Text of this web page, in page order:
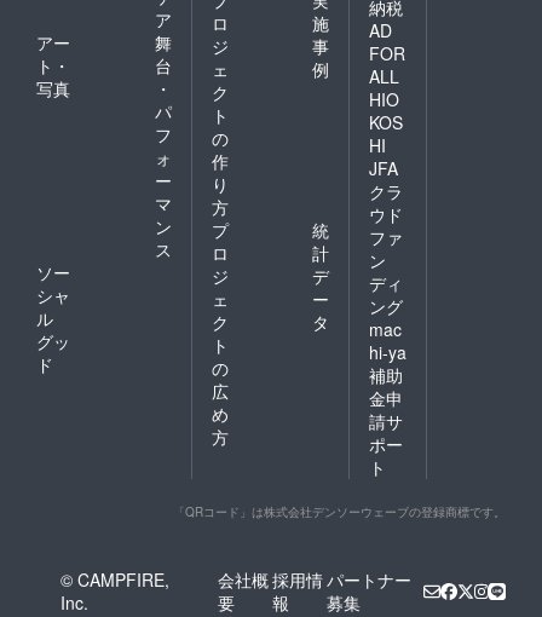
ア
アー
ト・
写真
舞
台
・
パ
フ
ォ
ー
マ
ン
ス
ソー
シャ
ル
グッ
ド
ロ
ジ
ェ
ク
ト
の
作
り
方
施
事
例
プ
ロ
ジ
ェ
ク
ト
の
広
め
方
統
計
デ
ー
タ
納税
AD
FOR
ALL
HIO
KOS
HI
JFA
クラ
ウド
ファ
ン
ディ
ング
mac
hi-ya
補助
金申
請サ
ポー
ト
「QRコード」は株式会社デンソーウェーブの登録商標です。
© CAMPFIRE,
Inc.
会社概
要
採用情
報
パートナー
募集